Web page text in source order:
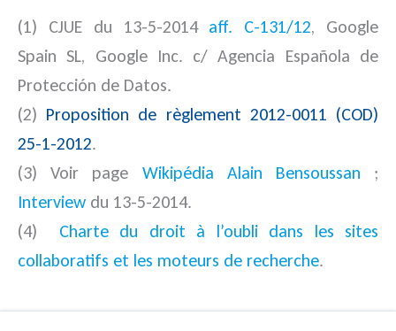
(1) CJUE du 13-5-2014 aff. C-131/12, Google
Spain SL, Google Inc. c/ Agencia Española de
Protección de Datos.
(2) Proposition de règlement 2012-0011 (COD)
25-1-2012.
(3) Voir page Wikipédia Alain Bensoussan ;
Interview du 13-5-2014.
(4)
Charte du droit à l’oubli dans les sites
collaboratifs et les moteurs de recherche.